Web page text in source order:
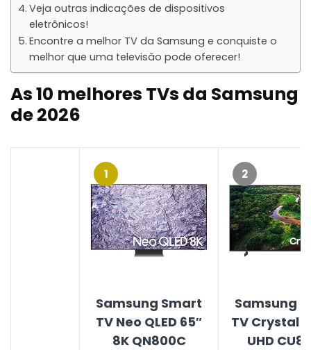
Veja outras indicações de dispositivos
eletrônicos!
Encontre a melhor TV da Samsung e conquiste o
melhor que uma televisão pode oferecer!
As10 melhores TVs da Samsung
de 2026
1
Samsung Smart
TV Neo QLED 65″
8K QN800C
2
Samsung
TV Crystal
UHD